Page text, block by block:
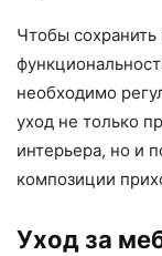
Чтобы
необходимо
уход не только
интерьера, но и
композиции
Уход за